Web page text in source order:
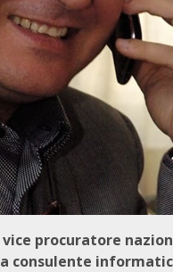
vice procuratore